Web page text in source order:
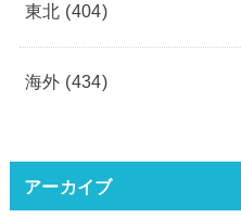
東北 (404)
海外 (434)
アーカイブ